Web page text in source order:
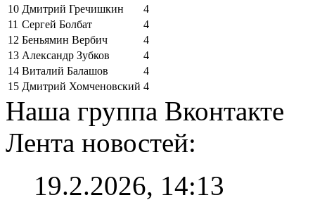
10 Дмитрий Гречишкин
4
11 Сергей Болбат
4
12 Беньямин Вербич
4
13 Александр Зубков
4
14 Виталий Балашов
4
15 Дмитрий Хомченовский 4
Наша группа Вконтакте
Лента новостей:
19.2.2026, 14:13